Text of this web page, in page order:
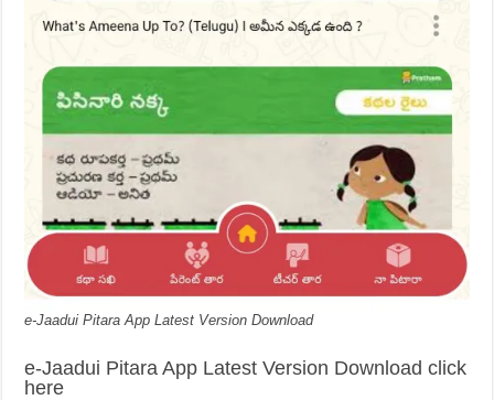
e-Jaadui Pitara App Latest Version Download
e-Jaadui Pitara App Latest Version Download click
here